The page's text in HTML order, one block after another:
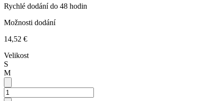
Rychlé dodání do 48 hodin
Možnosti dodání
14,52 €
Velikost
S
M